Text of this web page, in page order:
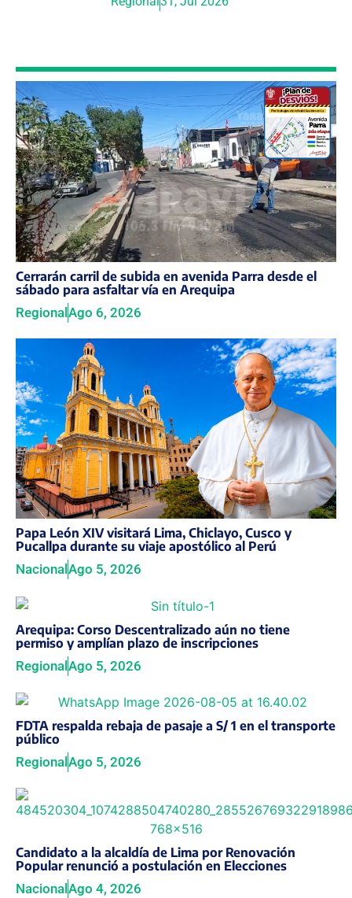
Cerrarán carril de subida en avenida Parra desde el
sábado para asfaltar vía en Arequipa
RegionalAgo 6, 2026
Papa León XIV visitará Lima, Chiclayo, Cusco y
Pucallpa durante su viaje apostólico al Perú
Nacional Ago 5, 2026
Arequipa: Corso Descentralizado aún no tiene
permiso y amplían plazo de inscripciones
RegionalAgo 5, 2026
FDTA respalda rebaja de pasaje a S/ 1 en el transporte
público
Regional Ago 5, 2026
Candidato a la alcaldía de Lima por Renovación
Popular renunció a postulación en Elecciones
Nacional Ago 4, 2026